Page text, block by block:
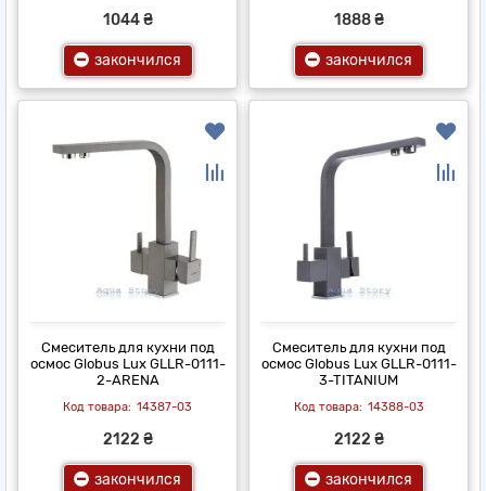
1044 ₴
закончился
1888 ₴
закончился
Смеситель для кухни под
осмос Globus Lux GLLR-0111-
2-ARENA
14387-03
2122 ₴
закончился
Смеситель для кухни под
осмос Globus Lux GLLR-0111-
3-TITANIUM
14388-03
2122 ₴
закончился